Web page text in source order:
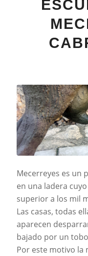
Mecerreyes es un
en una ladera
superior a los mil
Las casas, todas
aparecen
bajado por un
Por este motivo la